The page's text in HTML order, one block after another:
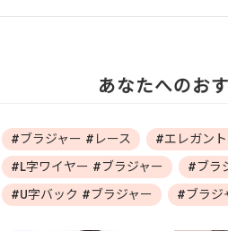
あなたへのお
#ブラジャー #レース
#エレガン
#L字ワイヤー #ブラジャー
#ブラ
#U字バック #ブラジャー
#ブラジ